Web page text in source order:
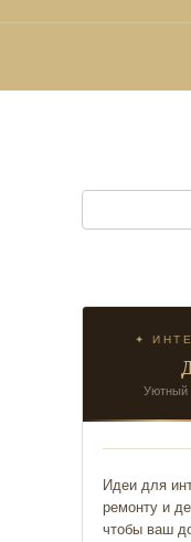
✦
Уютный
Идеи для
ремонту и
чтобы ваш